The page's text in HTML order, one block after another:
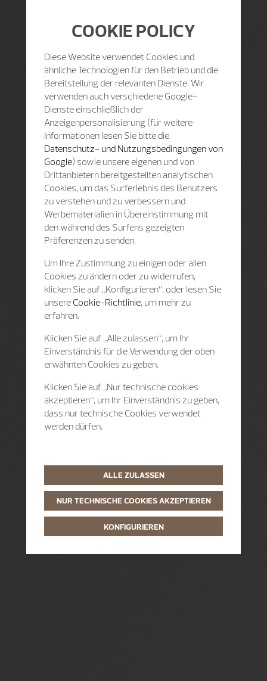
COOKIE POLICY
Diese Website verwendet Cookies und
ähnliche Technologien für den Betrieb und die
Bereitstellung der relevanten Dienste. Wir
verwenden auch verschiedene Google-
Dienste einschließlich der
Anzeigenpersonalisierung (für weitere
Informationen lesen Sie bitte die
Datenschutz- und Nutzungsbedingungen von
Google) sowie unsere eigenen und von
Drittanbietern bereitgestellten analytischen
Cookies, um das Surferlebnis des Benutzers
zu verstehen und zu verbessern und
Werbematerialien in Übereinstimmung mit
den während des Surfens gezeigten
Präferenzen zu senden.
Um Ihre Zustimmung zu einigen oder allen
Cookies zu ändern oder zu widerrufen,
klicken Sie auf „Konfigurieren“, oder lesen Sie
unsere Cookie-Richtlinie, um mehr zu
erfahren.
Klicken Sie auf „Alle zulassen“, um Ihr
Einverständnis für die Verwendung der oben
erwähnten Cookies zu geben.
Klicken Sie auf „Nur technische cookies
akzeptieren“, um Ihr Einverständnis zu geben,
dass nur technische Cookies verwendet
werden dürfen.
ALLE ZULASSEN
NUR TECHNISCHE COOKIES AKZEPTIEREN
KONFIGURIEREN